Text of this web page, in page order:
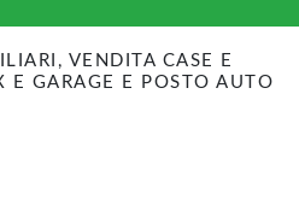
VENDITA CASE E
E GARAGE E POSTO AUTO